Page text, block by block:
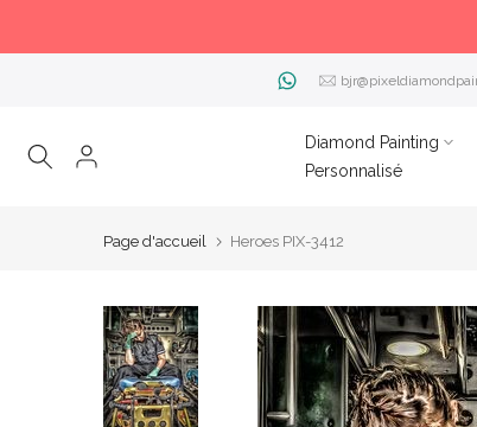
Diamond Painting
Personnalisé
Page d'accueil Heroes PIX-3412